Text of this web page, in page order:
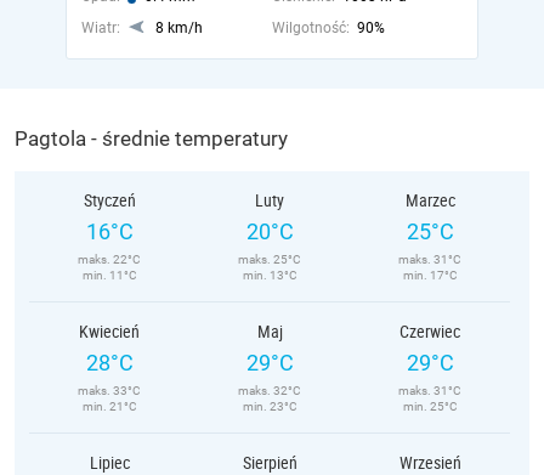
Wiatr:
8 km/h Wilgotność: 90%
Pagtola - średnie temperatury
Styczeń
16°C
maks. 22°C
min. 11°C
Luty
20°C
maks. 25°C
min. 13°C
Marzec
25°C
maks. 31°C
min. 17°C
Kwiecień
28°C
maks. 33°C
min. 21°C
Maj
29°C
maks. 32°C
min. 23°C
Czerwiec
29°C
maks. 31°C
min. 25°C
Lipiec Sierpień Wrzesień